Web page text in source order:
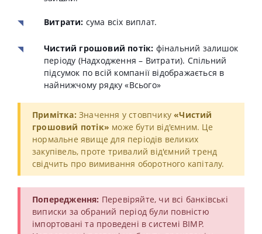
Витрати: сума всіх виплат.
Чистий грошовий потік: фінальний залишок
періоду (Надходження – Витрати). Спільний
підсумок по всій компанії відображається в
найнижчому рядку «Всього»
Примітка: Значення у стовпчику«Чистий
грошовий потік» може бути від'ємним. Це
нормальне явище для періодів великих
закупівель, проте тривалий від'ємний тренд
свідчить про вимивання оборотного капіталу.
Попередження: Перевіряйте, чи всі банківські
виписки за обраний період були повністю
імпортовані та проведені в системі BIMP.